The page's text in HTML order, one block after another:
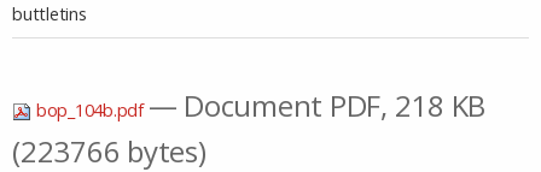
buttletins
bop_104b.pdf — Document PDF, 218 KB
(223766 bytes)